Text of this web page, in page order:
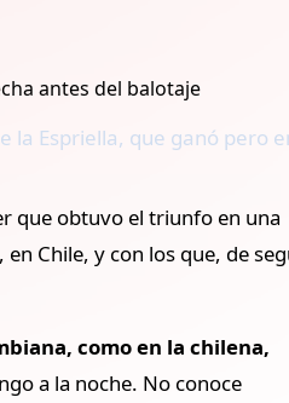
la Espriella, que ganó pero
que obtuvo el triunfo en una
Chile, y con los que, de
como en la chilena,
a la noche. No conoce